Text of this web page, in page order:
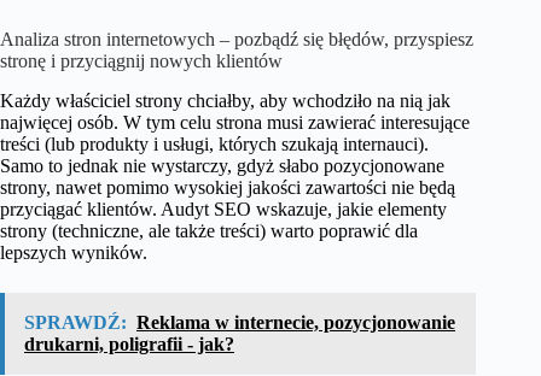
Analiza stron internetowych – pozbądź się błędów, przyspiesz
stronę i przyciągnij nowych klientów
Każdy właściciel strony chciałby, aby wchodziło na nią jak
najwięcej osób. W tym celu strona musi zawierać interesujące
treści (lub produkty i usługi, których szukają internauci).
Samo to jednak nie wystarczy, gdyż słabo pozycjonowane
strony, nawet pomimo wysokiej jakości zawartości nie będą
przyciągać klientów. Audyt SEO wskazuje, jakie elementy
strony (techniczne, ale także treści) warto poprawić dla
lepszych wyników.
SPRAWDŹ: Reklama w internecie, pozycjonowanie
drukarni, poligrafii - jak?